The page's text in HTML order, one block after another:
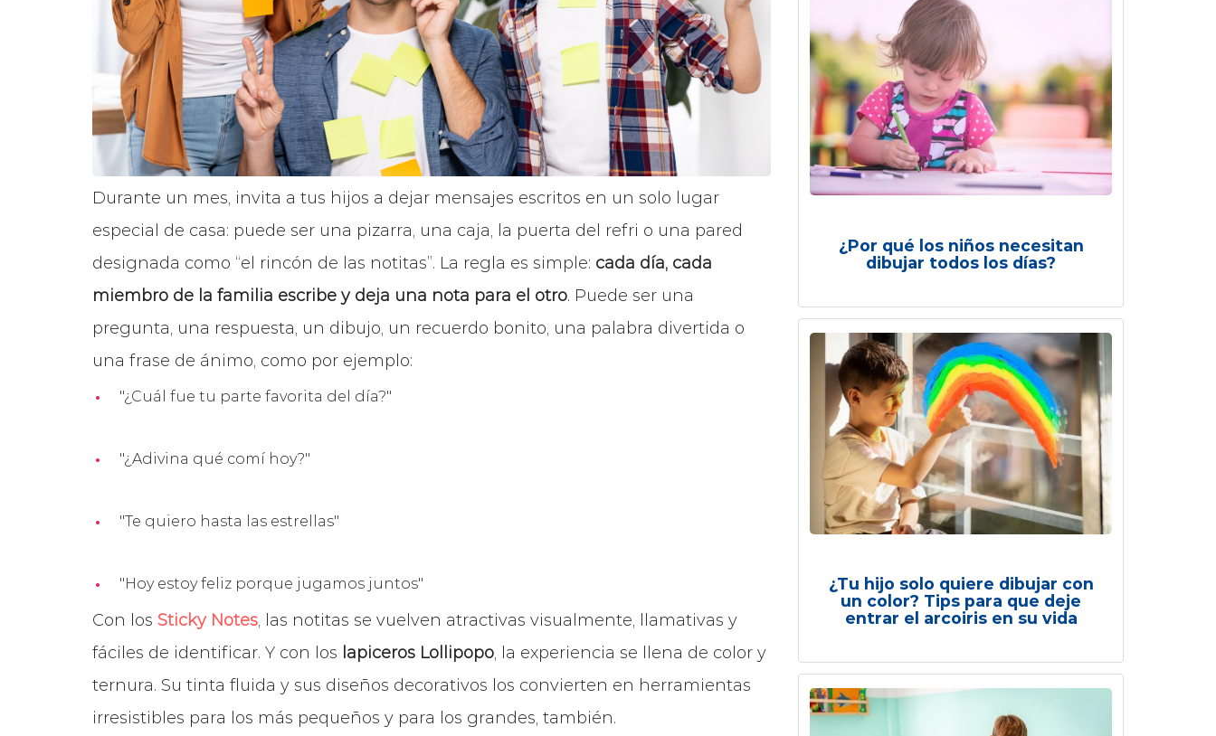
Durante un mes, invita a tus hijos a dejar mensajes escritos en un solo lugar
especial de casa: puede ser una pizarra, una caja, la puerta del refri o una pared
designada como “el rincón de las notitas”. La regla es simple: cada día, cada
miembro de la familia escribe y deja una nota para el otro. Puede ser una
pregunta, una respuesta, un dibujo, un recuerdo bonito, una palabra divertida o
una frase de ánimo, como por ejemplo:
"¿Cuál fue tu parte favorita del día?"
"¿Adivina qué comí hoy?"
"Te quiero hasta las estrellas"
"Hoy estoy feliz porque jugamos juntos"
Con los Sticky Notes, las notitas se vuelven atractivas visualmente, llamativas y
fáciles de identificar. Y con los lapiceros Lollipopo, la experiencia se llena de color y
ternura. Su tinta fluida y sus diseños decorativos los convierten en herramientas
irresistibles para los más pequeños y para los grandes, también.
¿Por qué los niños necesitan
dibujar todos los días?
¿Tu hijo solo quiere dibujar con
un color? Tips para que deje
entrar el arcoiris en su vida